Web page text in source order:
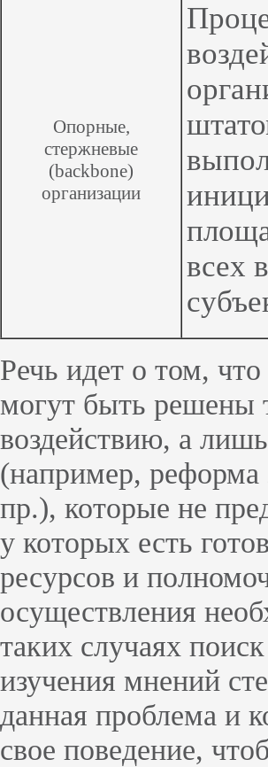
Опорные,
стержневые
(backbone)
организации
всех
Речь идет о том,
могут быть решены
воздействию, а
(например, реформа
пр.), которые не
у которых есть
ресурсов и
осуществления
таких случаях
изучения мнений
данная проблема и
свое поведение,